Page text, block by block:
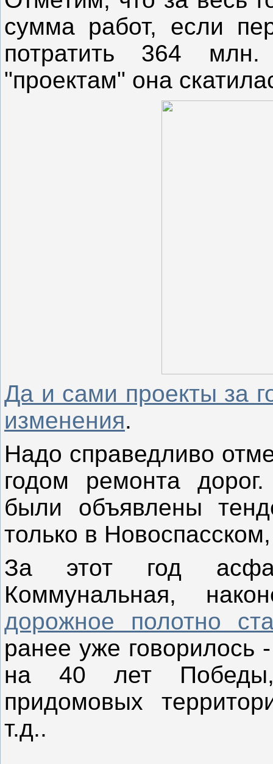
сумма работ, если
потратить 364
"проектам" она
Да и сами проекты за
изменения.
Надо справедливо
годом ремонта
были объявлены
только в
За этот год
Коммунальная,
дорожное полотно
ранее уже
на 40 лет
придомовых
т.д..